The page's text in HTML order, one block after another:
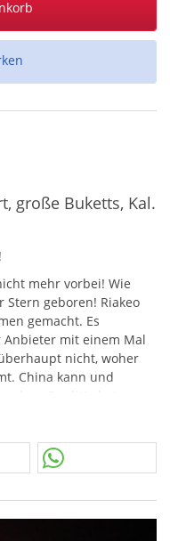
große Buketts, Kal.
mehr vorbei! Wie
Stern geboren! Riakeo
gemacht. Es
mit einem Mal
nicht, woher
China kann und
oft Grundlage für das
Funke
auf breiter